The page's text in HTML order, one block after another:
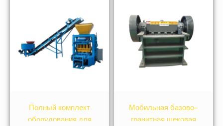
Полный комплект
оборудования для
Мобильная базово-
гранитная щековая